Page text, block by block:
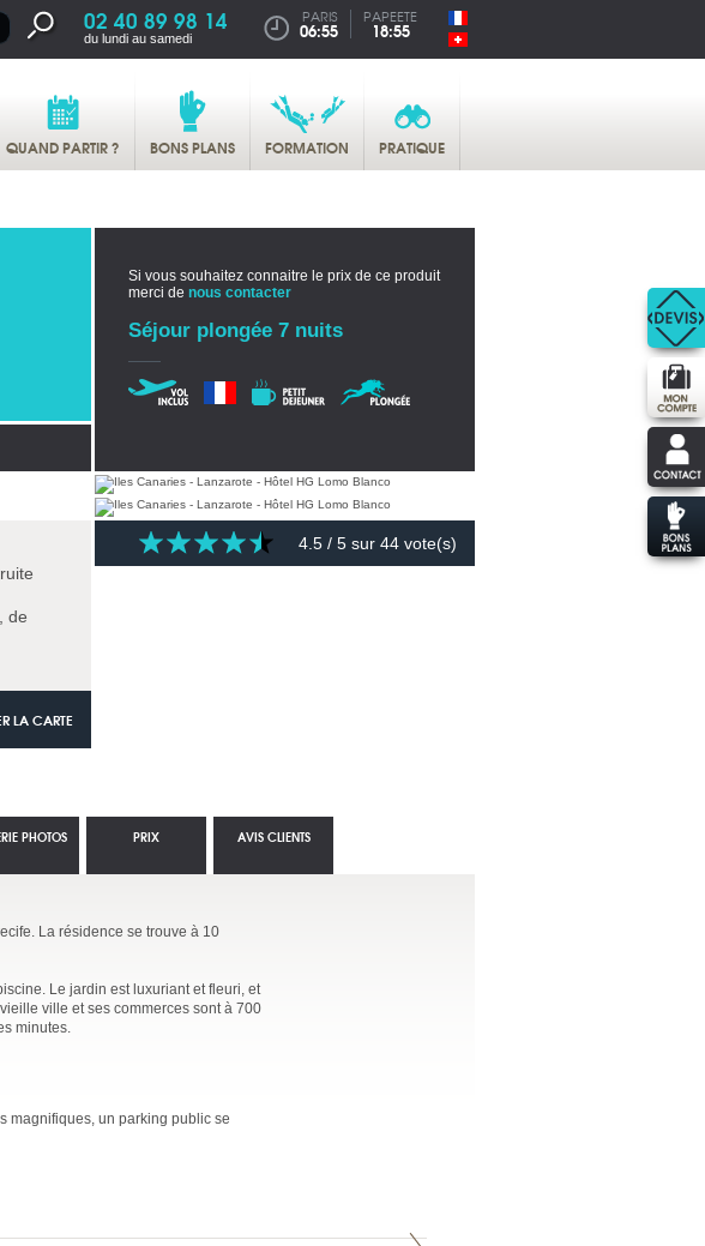
02 40 89 98 14
du lundi au samedi
PARIS
06:55
PAPEETE
18:55
QUAND PARTIR ? BONS PLANS FORMATION PRATIQUE
Si vous souhaitez connaitre le prix de ce produit
merci de nous contacter
Séjour plongée 7 nuits
de
LA CARTE
4.5 / 5 sur 44 vote(s)
La résidence se trouve à 10
Le jardin est luxuriant et fleuri, et
ville et ses commerces sont à 700
minutes.
magnifiques, un parking public se
PHOTOS PRIX AVIS CLIENTS